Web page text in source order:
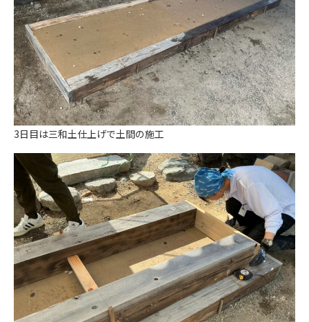
3日目は三和土仕上げで土間の施工